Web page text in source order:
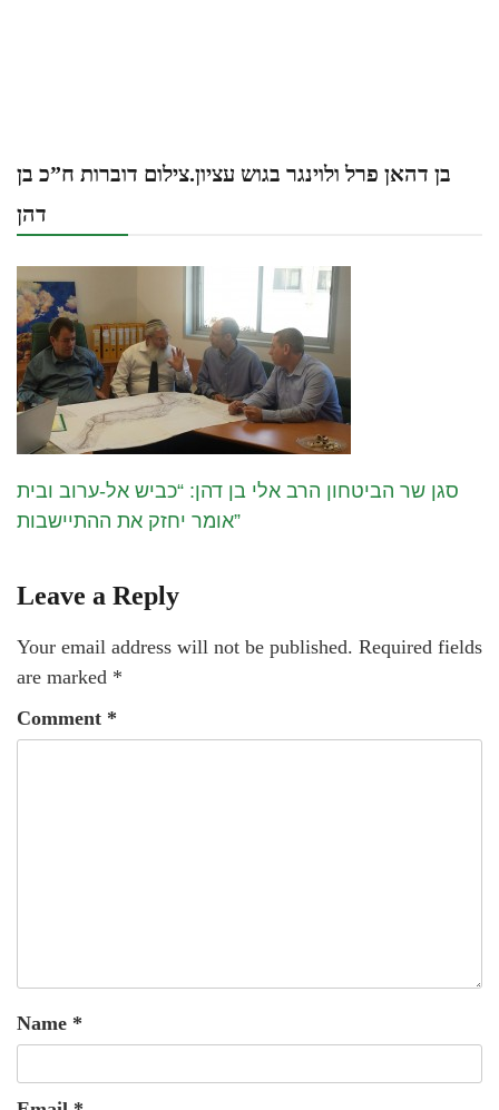
בן דהאן פרל ולוינגר בגוש עציון.צילום דוברות ח”כ בן
דהן
סגן שר הביטחון הרב אלי בן דהן: “כביש אל-ערוב ובית
אומר יחזק את ההתיישבות”
Leave a Reply
Your email address will not be published. Required fields
are marked *
Comment *
Name *